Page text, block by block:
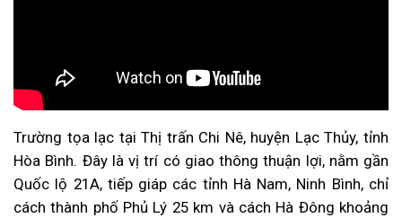
Trường tọa lạc tại Thị trấn Chi Nê, huyện Lạc Thủy, tỉnh
Hòa Bình. Đây là vị trí có giao thông thuận lợi, nằm gần
Quốc lộ 21A, tiếp giáp các tỉnh Hà Nam, Ninh Bình, chỉ
cách thành phố Phủ Lý 25 km và cách Hà Đông khoảng